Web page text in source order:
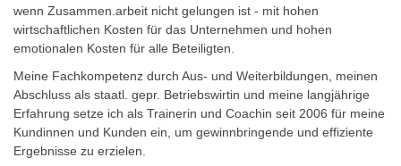
wenn Zusammen.arbeit nicht gelungen ist - mit hohen
wirtschaftlichen Kosten für das Unternehmen und hohen
emotionalen Kosten für alle Beteiligten.
Meine Fachkompetenz durch Aus- und Weiterbildungen, meinen
Abschluss als staatl. gepr. Betriebswirtin und meine langjährige
Erfahrung setze ich als Trainerin und Coachin seit 2006 für meine
Kundinnen und Kunden ein, um gewinnbringende und effiziente
Ergebnisse zu erzielen.